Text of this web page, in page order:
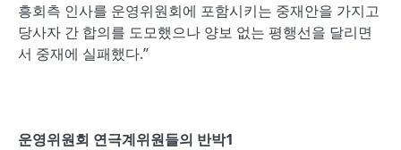
흥회측 인사를 운영위원회에 포함시키는 중재안을 가지고
당사자 간 합의를 도모했으나 양보 없는 평행선을 달리면
서 중재에 실패했다.”
운영위원회 연극계위원들의 반박1